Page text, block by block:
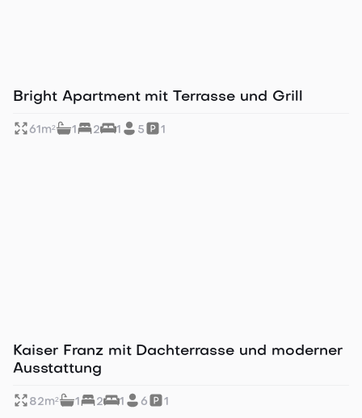
Ruhig gelegenes Apartment
Bright Apartment mit Terrasse und Grill
61 m² 1 2 1 5 1
Tolle Lage in Altstadtnähe
Kaiser Franz mit Dachterrasse und moderner
Ausstattung
82m² 1 2 1 6 1